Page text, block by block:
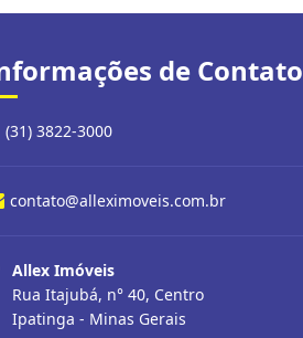
de Contato
(31) 3822-3000
contato@alleximoveis.com.br
Allex Imóveis
Rua Itajubá, n° 40, Centro
Ipatinga - Minas Gerais